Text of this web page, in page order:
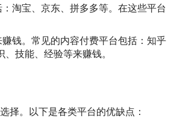
淘宝、京东、拼多多等。在这些平台
钱。常见的内容付费平台包括：知乎
技能、经验等来赚钱。
择。以下是各类平台的优缺点：